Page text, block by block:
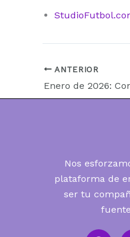
ANTERIOR
Nos
plataforma de
ser tu